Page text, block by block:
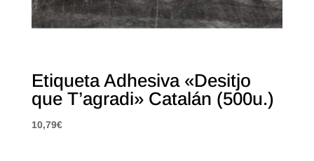
Etiqueta Adhesiva «Desitjo
que T’agradi» Catalán (500u.)
10,79€